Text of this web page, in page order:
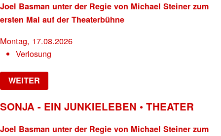
Joel Basman unter der Regie von Michael Steiner zum
ersten Mal auf der Theaterbühne
Montag, 17.08.2026
Verlosung
WEITER
SONJA - EIN JUNKIELEBEN • THEATER
Joel Basman unter der Regie von Michael Steiner zum